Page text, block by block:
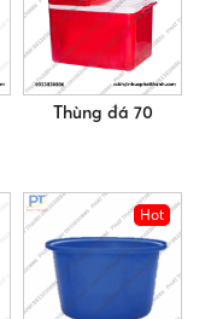
Thùng đá 70
Hot